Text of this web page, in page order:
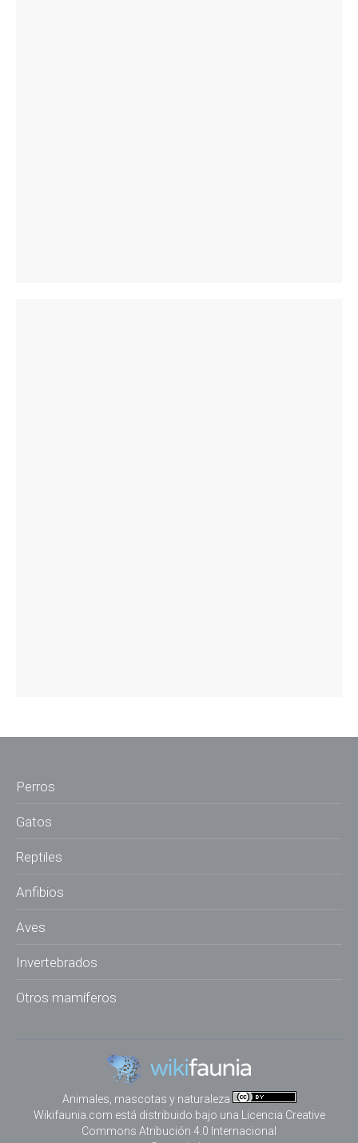
Perros
Gatos
Reptiles
Anfibios
Aves
Invertebrados
Otros mamíferos
Animales, mascotas y naturaleza
Wikifaunia.com está distribuido bajo una
Licencia Creative
Commons Atribución 4.0 Internacional